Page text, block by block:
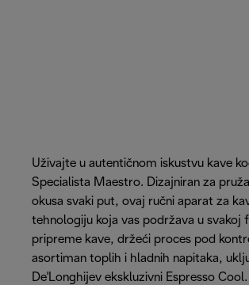
Uživajte u autentičnom iskustvu kave
Specialista Maestro. Dizajniran za
okusa svaki put, ovaj ručni aparat za
tehnologiju koja vas podržava u svakoj
pripreme kave, držeći proces pod
asortiman toplih i hladnih napitaka,
De'Longhijev ekskluzivni Espresso Cool.